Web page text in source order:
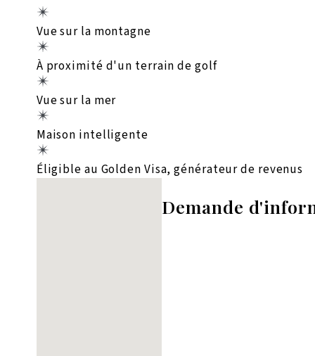
Vue sur la montagne
À proximité d'un terrain de golf
Vue sur la mer
Maison intelligente
Éligible au Golden Visa, générateur de revenus
Demande